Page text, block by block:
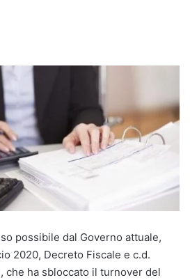
possibile dal Governo attuale,
2020, Decreto Fiscale e c.d.
che ha sbloccato il turnover del